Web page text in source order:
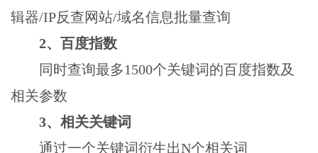
辑器/IP反查网站/域名信息批量查询
2、百度指数
同时查询最多1500个关键词的百度指数及
相关参数
3、相关关键词
通过一个关键词衍生出N个相关词